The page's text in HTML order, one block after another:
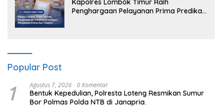
Kapolres Lombok Timur Raih
Penghargaan Pelayanan Prima Predikat
Popular Post
1 Agustus 7, 2026 0 Komentar
Bentuk Kepedulian, Polresta Loteng Resmikan Sumur
Bor Polmas Polda NTB di Janapria. ‎